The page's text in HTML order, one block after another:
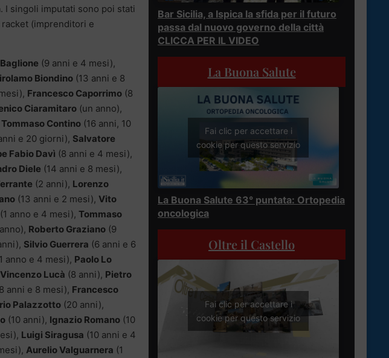
I singoli imputati sono poi stati
(imprenditori e
(9 anni e 4 mesi),
Biondino (13 anni e 8
Francesco Caporrimo (8
Ciaramitaro (un anno),
Tommaso Contino (16 anni, 10
e 20 giorni), Salvatore
Fabio Davì (8 anni e 4 mesi),
Diele (14 anni e 8 mesi),
(2 anni), Lorenzo
(13 anni e 2 mesi), Vito
(1 anno e 4 mesi), Tommaso
Roberto Graziano (9
Silvio Guerrera (6 anni e 6
anno e 4 mesi), Paolo Lo
Vincenzo Lucà (8 anni), Pietro
anni e 8 mesi), Francesco
Palazzotto (20 anni),
(10 anni), Ignazio Romano (10
Luigi Siragusa (10 anni e 4
Aurelio Valguarnera (1
Bar Sicilia, a Ispica la sfida per il futuro
passa dal nuovo governo della città
CLICCA PER IL VIDEO
La Buona Salute
Fai clic per accettare i
cookie per questo servizio
La Buona Salute 63° puntata: Ortopedia
oncologica
Oltre il Castello
Fai clic per accettare i
cookie per questo servizio